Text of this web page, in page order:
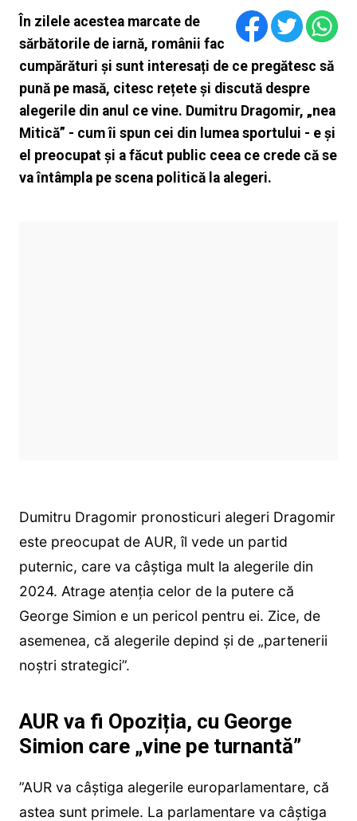
În zilele acestea marcate de
sărbătorile de iarnă, românii fac
cumpărături și sunt interesați de ce pregătesc să
pună pe masă, citesc rețete și discută despre
alegerile din anul ce vine. Dumitru Dragomir, „nea
Mitică” - cum îi spun cei din lumea sportului - e și
el preocupat și a făcut public ceea ce crede că se
va întâmpla pe scena politică la alegeri.
Dumitru Dragomir pronosticuri alegeri Dragomir
este preocupat de AUR, îl vede un partid
puternic, care va câștiga mult la alegerile din
2024. Atrage atenția celor de la putere că
George Simion e un pericol pentru ei. Zice, de
asemenea, că alegerile depind și de „partenerii
noștri strategici”.
AUR va fi Opoziția, cu George
Simion care „vine pe turnantă”
”AUR va câștiga alegerile europarlamentare, că
astea sunt primele. La parlamentare va câștiga